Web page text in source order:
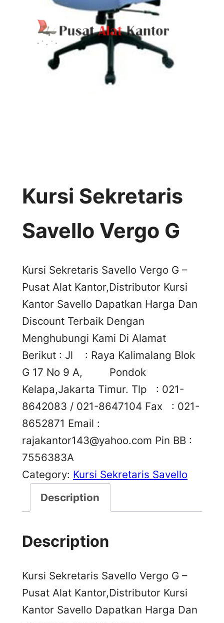
Kursi Sekretaris
Savello Vergo G
Kursi Sekretaris Savello Vergo G –
Pusat Alat Kantor,Distributor Kursi
Kantor Savello Dapatkan Harga Dan
Discount Terbaik Dengan
Menghubungi Kami Di Alamat
Berikut : Jl : Raya Kalimalang Blok
G 17 No 9 A, Pondok
Kelapa,Jakarta Timur. Tlp : 021-
8642083 / 021-8647104 Fax : 021-
8652871 Email :
rajakantor143@yahoo.com Pin BB :
7556383A
Category: Kursi Sekretaris Savello
Description
Description
Kursi Sekretaris Savello Vergo G –
Pusat Alat Kantor,Distributor Kursi
Kantor Savello Dapatkan Harga Dan